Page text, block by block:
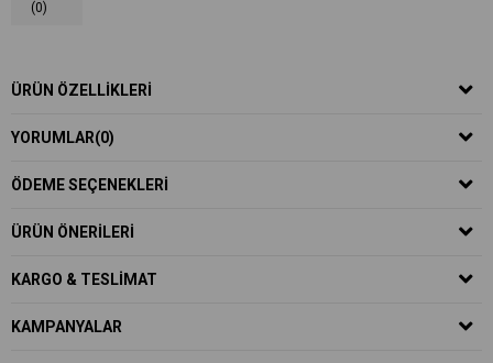
(0)
ÜRÜN ÖZELLIKLERI
YORUMLAR(0)
ÖDEME SEÇENEKLERI
ÜRÜN ÖNERILERI
KARGO & TESLIMAT
KAMPANYALAR